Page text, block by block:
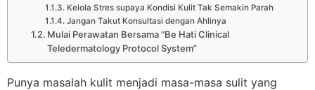
Kelola Stres supaya Kondisi Kulit Tak Semakin Parah
Jangan Takut Konsultasi dengan Ahlinya
Mulai Perawatan Bersama “Be Hati Clinical
Teledermatology Protocol System”
Punya masalah kulit menjadi masa-masa sulit yang